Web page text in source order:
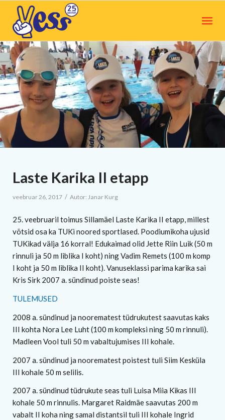
Laste Karika II etapp
veebruar 26, 2017 / Autor: Janar Kurg
25. veebruaril toimus Sillamäel Laste Karika II etapp, millest
võtsid osa ka TUKi noored sportlased. Poodiumikoha ujusid
TUKikad välja 16 korral! Edukaimad olid Jette Riin Luik (50 m
rinnuli ja 50 m liblika I koht) ning Vadim Remets (100 m komp
I koht ja 50 m liblika II koht). Vanuseklassi parima karika sai
Kris Sirk 2007 a. sündinud poiste seas!
TULEMUSED
2008 a. sündinud ja noorematest tüdrukutest saavutas kaks
III kohta Nora Lee Luht (100 m kompleksi ning 50 m rinnuli).
Madleen Vool tuli 50 m vabaltujumises III kohale.
2007 a. sündinud ja noorematest poistest tuli Siim Kesküla
III kohale 50 m selilis.
2007 a. sündinud tüdrukute seas tuli Luisa Miia Kikas III
kohale 50 m rinnulis. Margaret Raidmäe saavutas 200 m
vabalt II koha ning samal distantsil tuli III kohale Ingrid